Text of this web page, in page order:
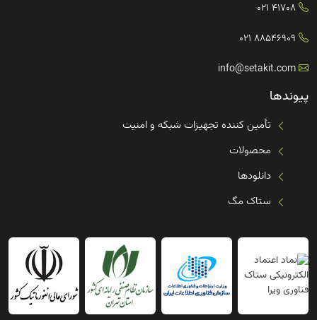
41708 021
88546909 021
info@setakit.com
پیوندها
تأمین کننده تجهیزات شبکه و امنیت
محصولات
دانلودها
ستاک مگ